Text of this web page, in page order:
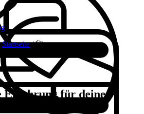
Startseite/Über uns
Erfahrung für deine
Finanzierung